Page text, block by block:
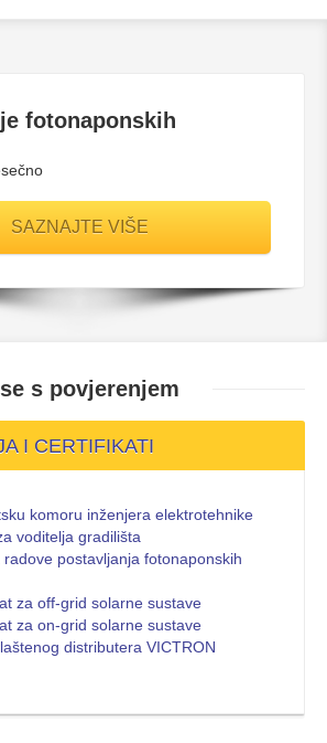
fotonaponskih
SAZNAJTE VIŠE
s povjerenjem
I CERTIFIKATI
komoru inženjera elektrotehnike
voditelja gradilišta
postavljanja fotonaponskih
za off-grid solarne sustave
za on-grid solarne sustave
distributera VICTRON